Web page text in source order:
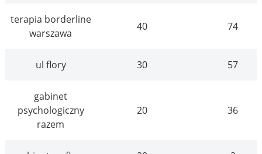
terapia borderline
warszawa
40 74
ul flory 30 57
gabinet
psychologiczny
razem
20 36